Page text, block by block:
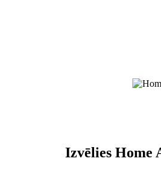
Izvēlies Home